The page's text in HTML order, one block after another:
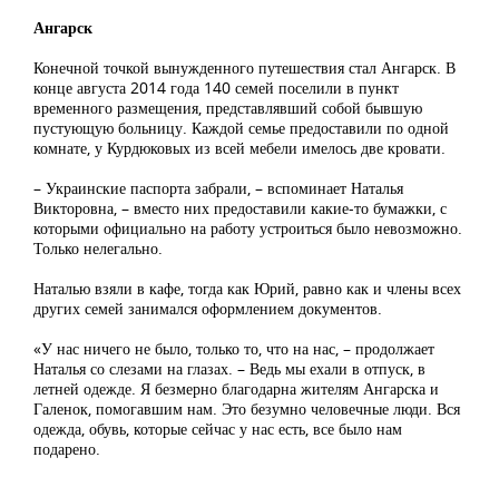
Ангарск
Конечной точкой вынужденного путешествия стал Ангарск. В
конце августа 2014 года 140 семей поселили в пункт
временного размещения, представлявший собой бывшую
пустующую больницу. Каждой семье предоставили по одной
комнате, у Курдюковых из всей мебели имелось две кровати.
– Украинские паспорта забрали, – вспоминает Наталья
Викторовна, – вместо них предоставили какие-то бумажки, с
которыми официально на работу устроиться было невозможно.
Только нелегально.
Наталью взяли в кафе, тогда как Юрий, равно как и члены всех
других семей занимался оформлением документов.
«У нас ничего не было, только то, что на нас, – продолжает
Наталья со слезами на глазах. – Ведь мы ехали в отпуск, в
летней одежде. Я безмерно благодарна жителям Ангарска и
Галенок, помогавшим нам. Это безумно человечные люди. Вся
одежда, обувь, которые сейчас у нас есть, все было нам
подарено.